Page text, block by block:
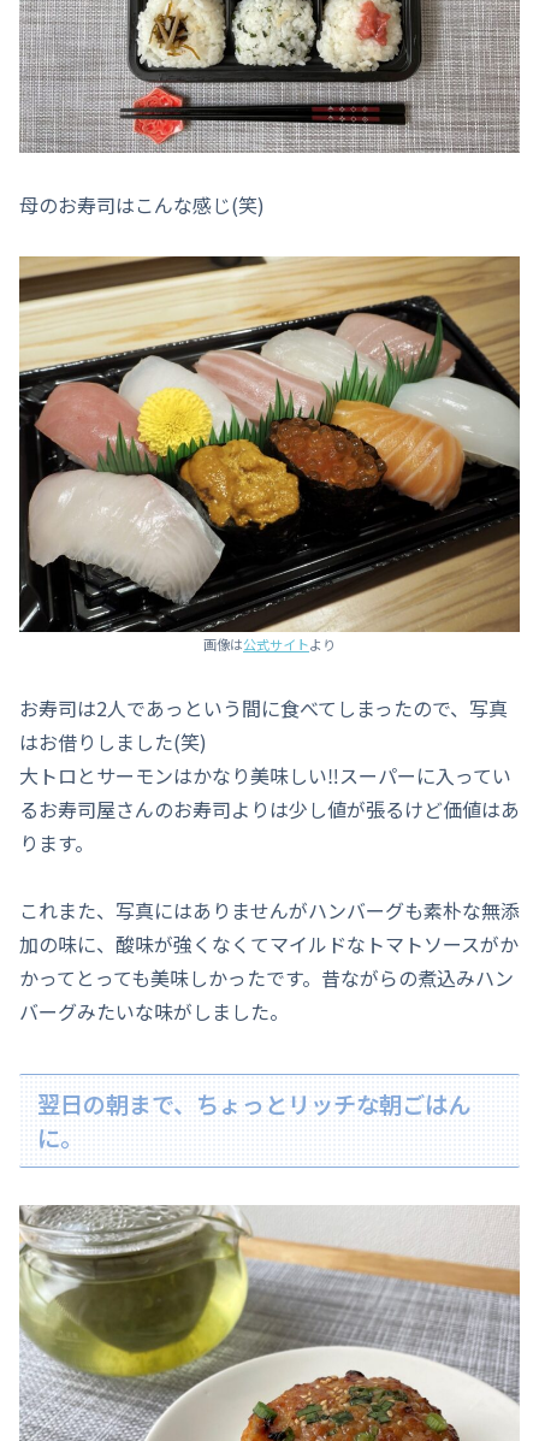
母のお寿司はこんな感じ(笑)
画像は公式サイトより
お寿司は2人であっという間に食べてしまったので、写真
はお借りしました(笑)
大トロとサーモンはかなり美味しい‼スーパーに入ってい
るお寿司屋さんのお寿司よりは少し値が張るけど価値はあ
ります。
これまた、写真にはありませんがハンバーグも素朴な無添
加の味に、酸味が強くなくてマイルドなトマトソースがか
かってとっても美味しかったです。昔ながらの煮込みハン
バーグみたいな味がしました。
翌日の朝まで、ちょっとリッチな朝ごはん
に。